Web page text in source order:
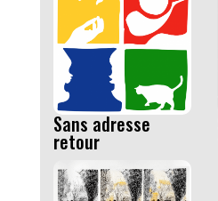
Sans adresse
retour